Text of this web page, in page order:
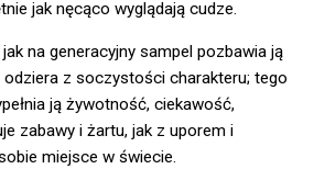
jak nęcąco wyglądają cudze.
na generacyjny sampel pozbawia ją
odziera z soczystości charakteru; tego
ją żywotność, ciekawość,
zabawy i żartu, jak z uporem i
miejsce w świecie.